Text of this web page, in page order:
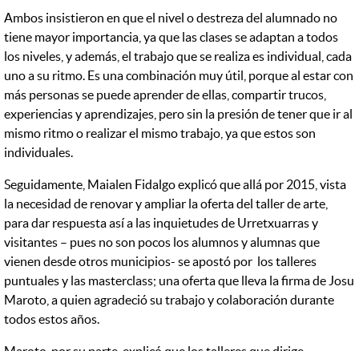
Ambos insistieron en que el nivel o destreza del alumnado no
tiene mayor importancia, ya que las clases se adaptan a todos
los niveles, y además, el trabajo que se realiza es individual, cada
uno a su ritmo. Es una combinación muy útil, porque al estar con
más personas se puede aprender de ellas, compartir trucos,
experiencias y aprendizajes, pero sin la presión de tener que ir al
mismo ritmo o realizar el mismo trabajo, ya que estos son
individuales.
Seguidamente, Maialen Fidalgo explicó que allá por 2015, vista
la necesidad de renovar y ampliar la oferta del taller de arte,
para dar respuesta así a las inquietudes de Urretxuarras y
visitantes – pues no son pocos los alumnos y alumnas que
vienen desde otros municipios- se apostó por los talleres
puntuales y las masterclass; una oferta que lleva la firma de Josu
Maroto, a quien agradeció su trabajo y colaboración durante
todos estos años.